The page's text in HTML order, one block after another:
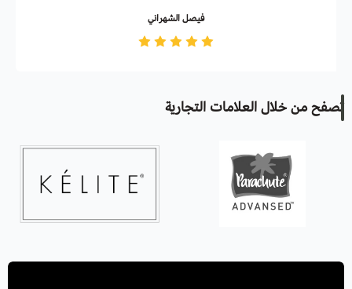
فيصل الشهراني
تصفح من خلال العلامات التجارية